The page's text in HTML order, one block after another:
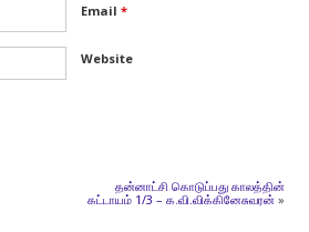
Email *
Website
தன்னாட்சி கொடுப்பது காலத்தின்
கட்டாயம் 1/3 – க.வி.விக்கினேசுவரன் »